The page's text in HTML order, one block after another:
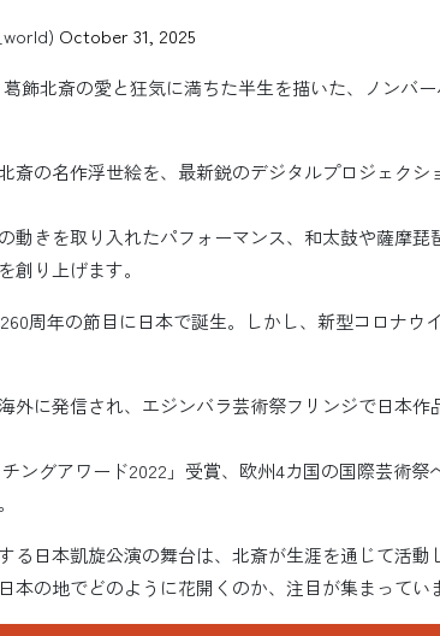
October 31, 2025
葛飾北斎の愛と狂気に満ちた半生を描いた、ノンバ
斎の名作浮世絵を、最新鋭のデジタルプロジェクシ
動きを取り入れたパフォーマンス、和太鼓や薩摩琵
創り上げます。
周年の節目に日本で誕生。しかし、新型コロナウ
外に発信され、エジンバラ芸術祭フリンジで日本作
ングアワード2022」受賞、欧州4カ国の国際芸術祭
る日本凱旋公演の舞台は、北斎が生涯を通じて活動
本の地でどのように花開くのか、注目が集まってい